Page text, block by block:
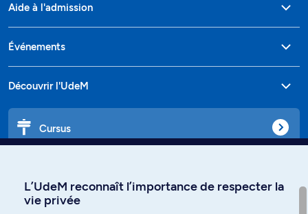
Aide à l'admission
Événements
Découvrir l'UdeM
Cursus
L’UdeM reconnaît l’importance de respecter la
vie privée